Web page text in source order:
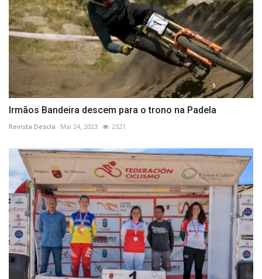
Irmãos Bandeira descem para o trono na Padela
Revista Descla Mai 24, 2023 2321